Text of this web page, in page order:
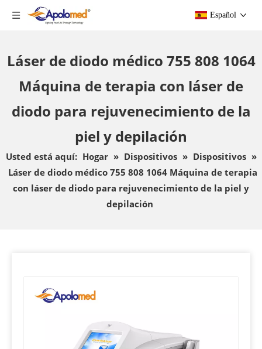
Español
Láser de diodo médico 755 808 1064
Máquina de terapia con láser de
diodo para rejuvenecimiento de la
piel y depilación
Usted está aquí: Hogar » Dispositivos » Dispositivos »
Láser de diodo médico 755 808 1064 Máquina de terapia
con láser de diodo para rejuvenecimiento de la piel y
depilación